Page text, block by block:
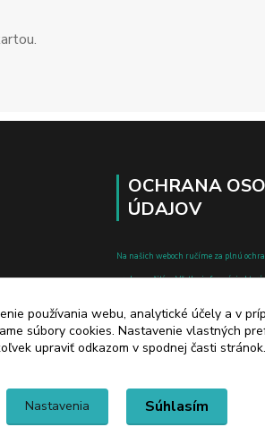
OCHRANA
ÚDAJOV
Na našich weboch ručíme za plnú
pred zneužitím. Všetky informácie, ktoré
a o zmene a doplnení niektorých
používania webu, analytické účely a v
súbory cookies. Nastavenie vlastných
upraviť odkazom v spodnej časti stránok.
Nastavenia Súhlasím